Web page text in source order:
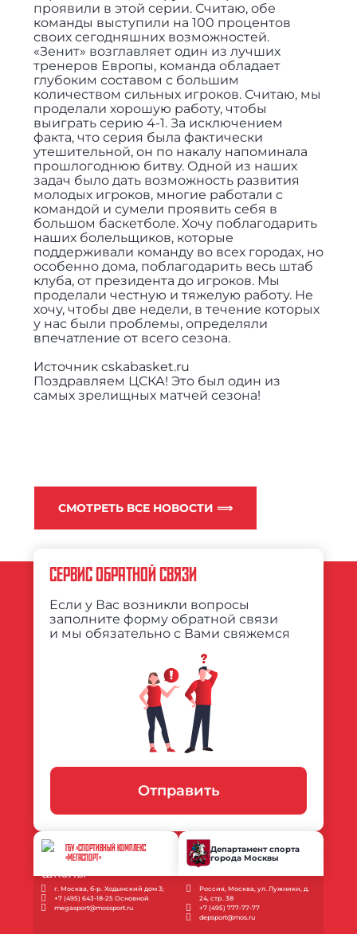
проявили в этой серии. Считаю, обе
команды выступили на 100 процентов
своих сегодняшних возможностей.
«Зенит» возглавляет один из лучших
тренеров Европы, команда обладает
глубоким составом с большим
количеством сильных игроков. Считаю, мы
проделали хорошую работу, чтобы
выиграть серию 4-1. За исключением
факта, что серия была фактически
утешительной, он по накалу напоминала
прошлогоднюю битву. Одной из наших
задач было дать возможность развития
молодых игроков, многие работали с
командой и сумели проявить себя в
большом баскетболе. Хочу поблагодарить
наших болельщиков, которые
поддерживали команду во всех городах, но
особенно дома, поблагодарить весь штаб
клуба, от президента до игроков. Мы
проделали честную и тяжелую работу. Не
хочу, чтобы две недели, в течение которых
у нас были проблемы, определяли
впечатление от всего сезона.
Источник cskabasket.ru
Поздравляем ЦСКА! Это был один из
самых зрелищных матчей сезона!
СМОТРЕТЬ ВСЕ НОВОСТИ ⟹
СЕРВИС ОБРАТНОЙ СВЯЗИ
Если у Вас возникли вопросы
заполните форму обратной связи
и мы обязательно с Вами свяжемся
Отправить
ГБУ «СПОРТИВНЫЙ КОМПЛЕКС
«МЕГАСПОРТ»
г. Москва, б-р. Ходынский дом 3;
+7 (495) 643-18-25 Основной
megasport@mossport.ru
Департамент спорта
города Москвы
Россия, Москва, ул. Лужники, д.
24, стр. 38
+7 (495) 777-77-77
depsport@mos.ru